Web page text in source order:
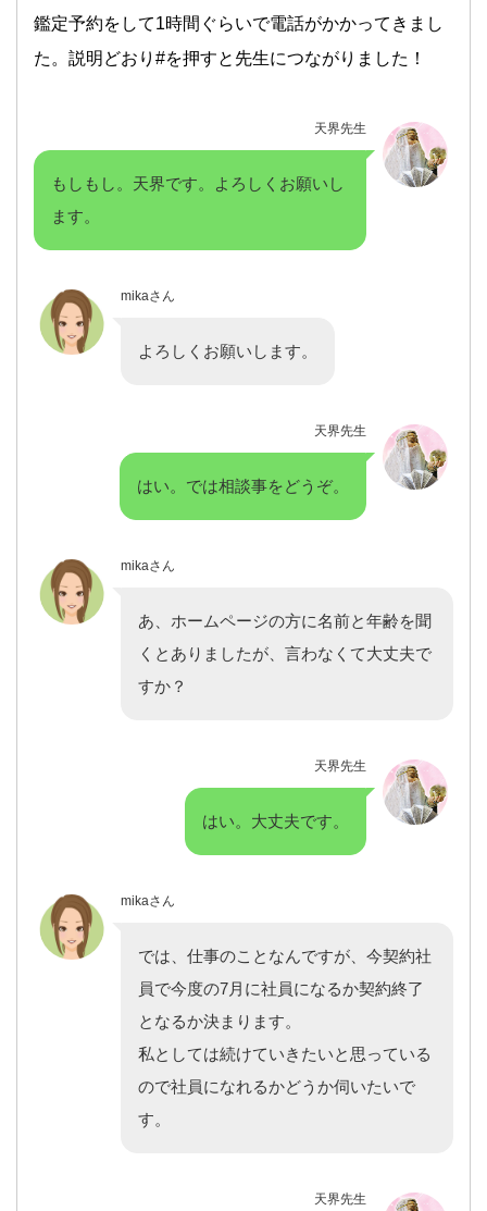
鑑定予約をして1時間ぐらいで電話がかかってきまし
た。説明どおり#を押すと先生につながりました！
天界先生
もしもし。天界です。よろしくお願いし
ます。
mikaさん
よろしくお願いします。
天界先生
はい。では相談事をどうぞ。
mikaさん
あ、ホームページの方に名前と年齢を聞
くとありましたが、言わなくて大丈夫で
すか？
天界先生
はい。大丈夫です。
mikaさん
では、仕事のことなんですが、今契約社
員で今度の7月に社員になるか契約終了
となるか決まります。
私としては続けていきたいと思っている
ので社員になれるかどうか伺いたいで
す。
天界先生